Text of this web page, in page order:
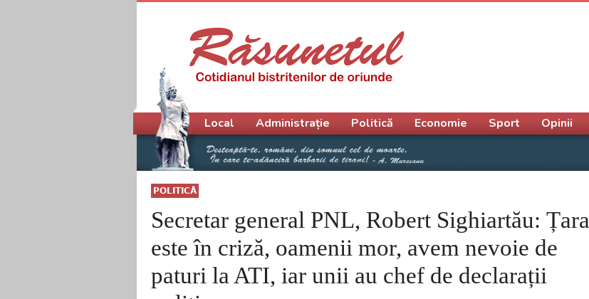
POLITICĂ
Secretar general PNL, Robert Sighiartău: Țara
este în criză, oamenii mor, avem nevoie de
paturi la ATI, iar unii au chef de declarații
Meniu principal
Local Administrație Politică Economie Sport Opinii